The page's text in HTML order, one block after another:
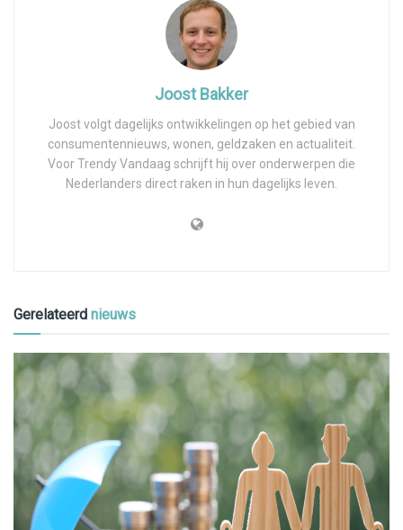
Joost Bakker
Joost volgt dagelijks ontwikkelingen op het gebied van
consumentennieuws, wonen, geldzaken en actualiteit.
Voor Trendy Vandaag schrijft hij over onderwerpen die
Nederlanders direct raken in hun dagelijks leven.
Gerelateerd nieuws